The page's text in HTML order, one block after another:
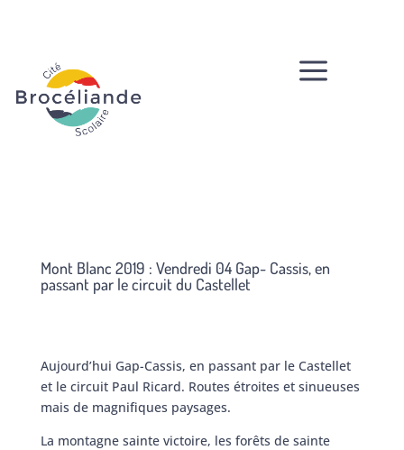
a
Mont Blanc 2019 : Vendredi 04 Gap- Cassis, en
passant par le circuit du Castellet
Aujourd’hui Gap-Cassis, en passant par le Castellet
et le circuit Paul Ricard. Routes étroites et sinueuses
mais de magnifiques paysages.
La montagne sainte victoire, les forêts de sainte